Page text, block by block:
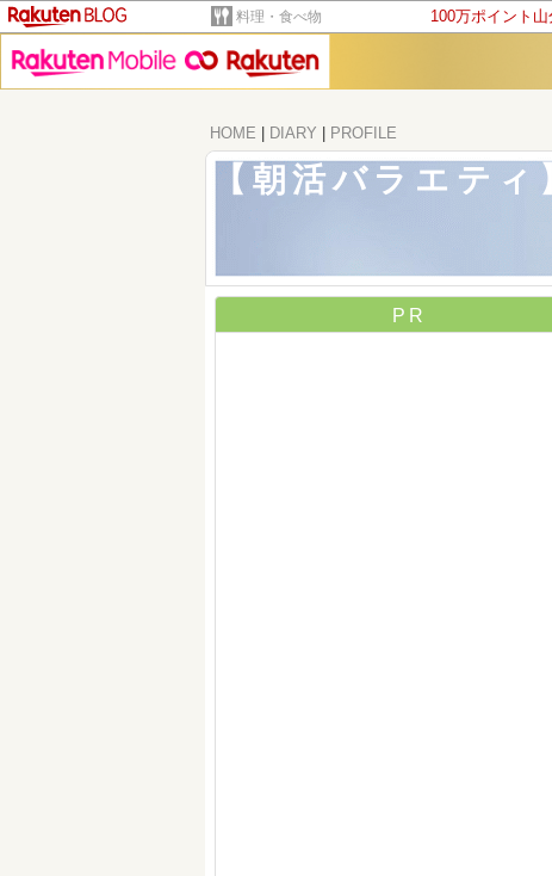
料理・食べ物 100万ポイント
HOME
DIARY PROFILE
【朝活バラエテ
PR